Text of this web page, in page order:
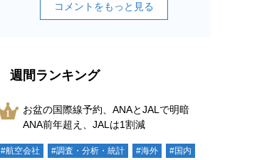
コメントをもっと見る
週間ランキング
お盆の国際線予約、ANAとJALで明暗
ANA前年超え、JALは1割減
#航空会社 #調査・分析・統計 #海外
#国内